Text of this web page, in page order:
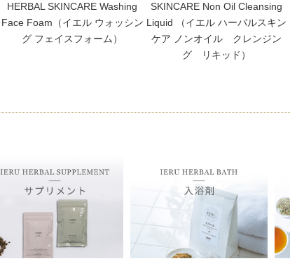
HERBAL SKINCARE Washing
Face Foam（イエル ウォッシン
グ フェイスフォーム）
SKINCARE Non Oil Cleansing
Liquid （イエル ハーバルスキン
ケア ノンオイル クレンジン
グ リキッド）